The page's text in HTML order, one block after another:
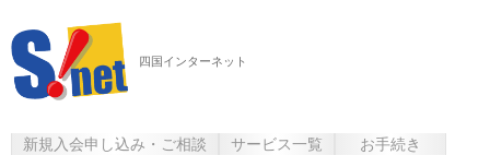
四国インターネット
新規入会申し込み・ご相談 サービス一覧
お手続き